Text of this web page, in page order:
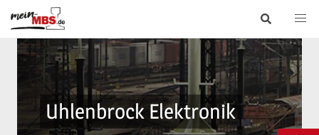
Uhlenbrock Elektronik